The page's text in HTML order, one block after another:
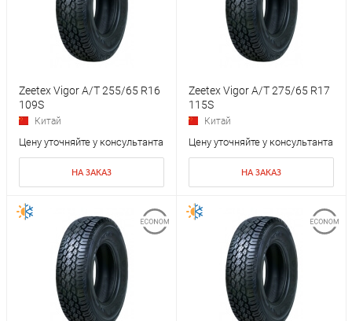
Zeetex Vigor A/T 255/65 R16
109S
Китай
Цену уточняйте у консультанта
НА ЗАКАЗ
Zeetex Vigor A/T 275/65 R17
115S
Китай
Цену уточняйте у консультанта
НА ЗАКАЗ